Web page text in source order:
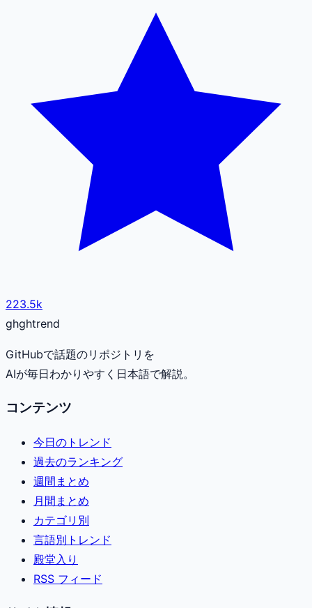
223.5k
ghghtrend
GitHubで話題のリポジトリを
AIが毎日わかりやすく日本語で解説。
コンテンツ
今日のトレンド
過去のランキング
週間まとめ
月間まとめ
カテゴリ別
言語別トレンド
殿堂入り
RSS フィード